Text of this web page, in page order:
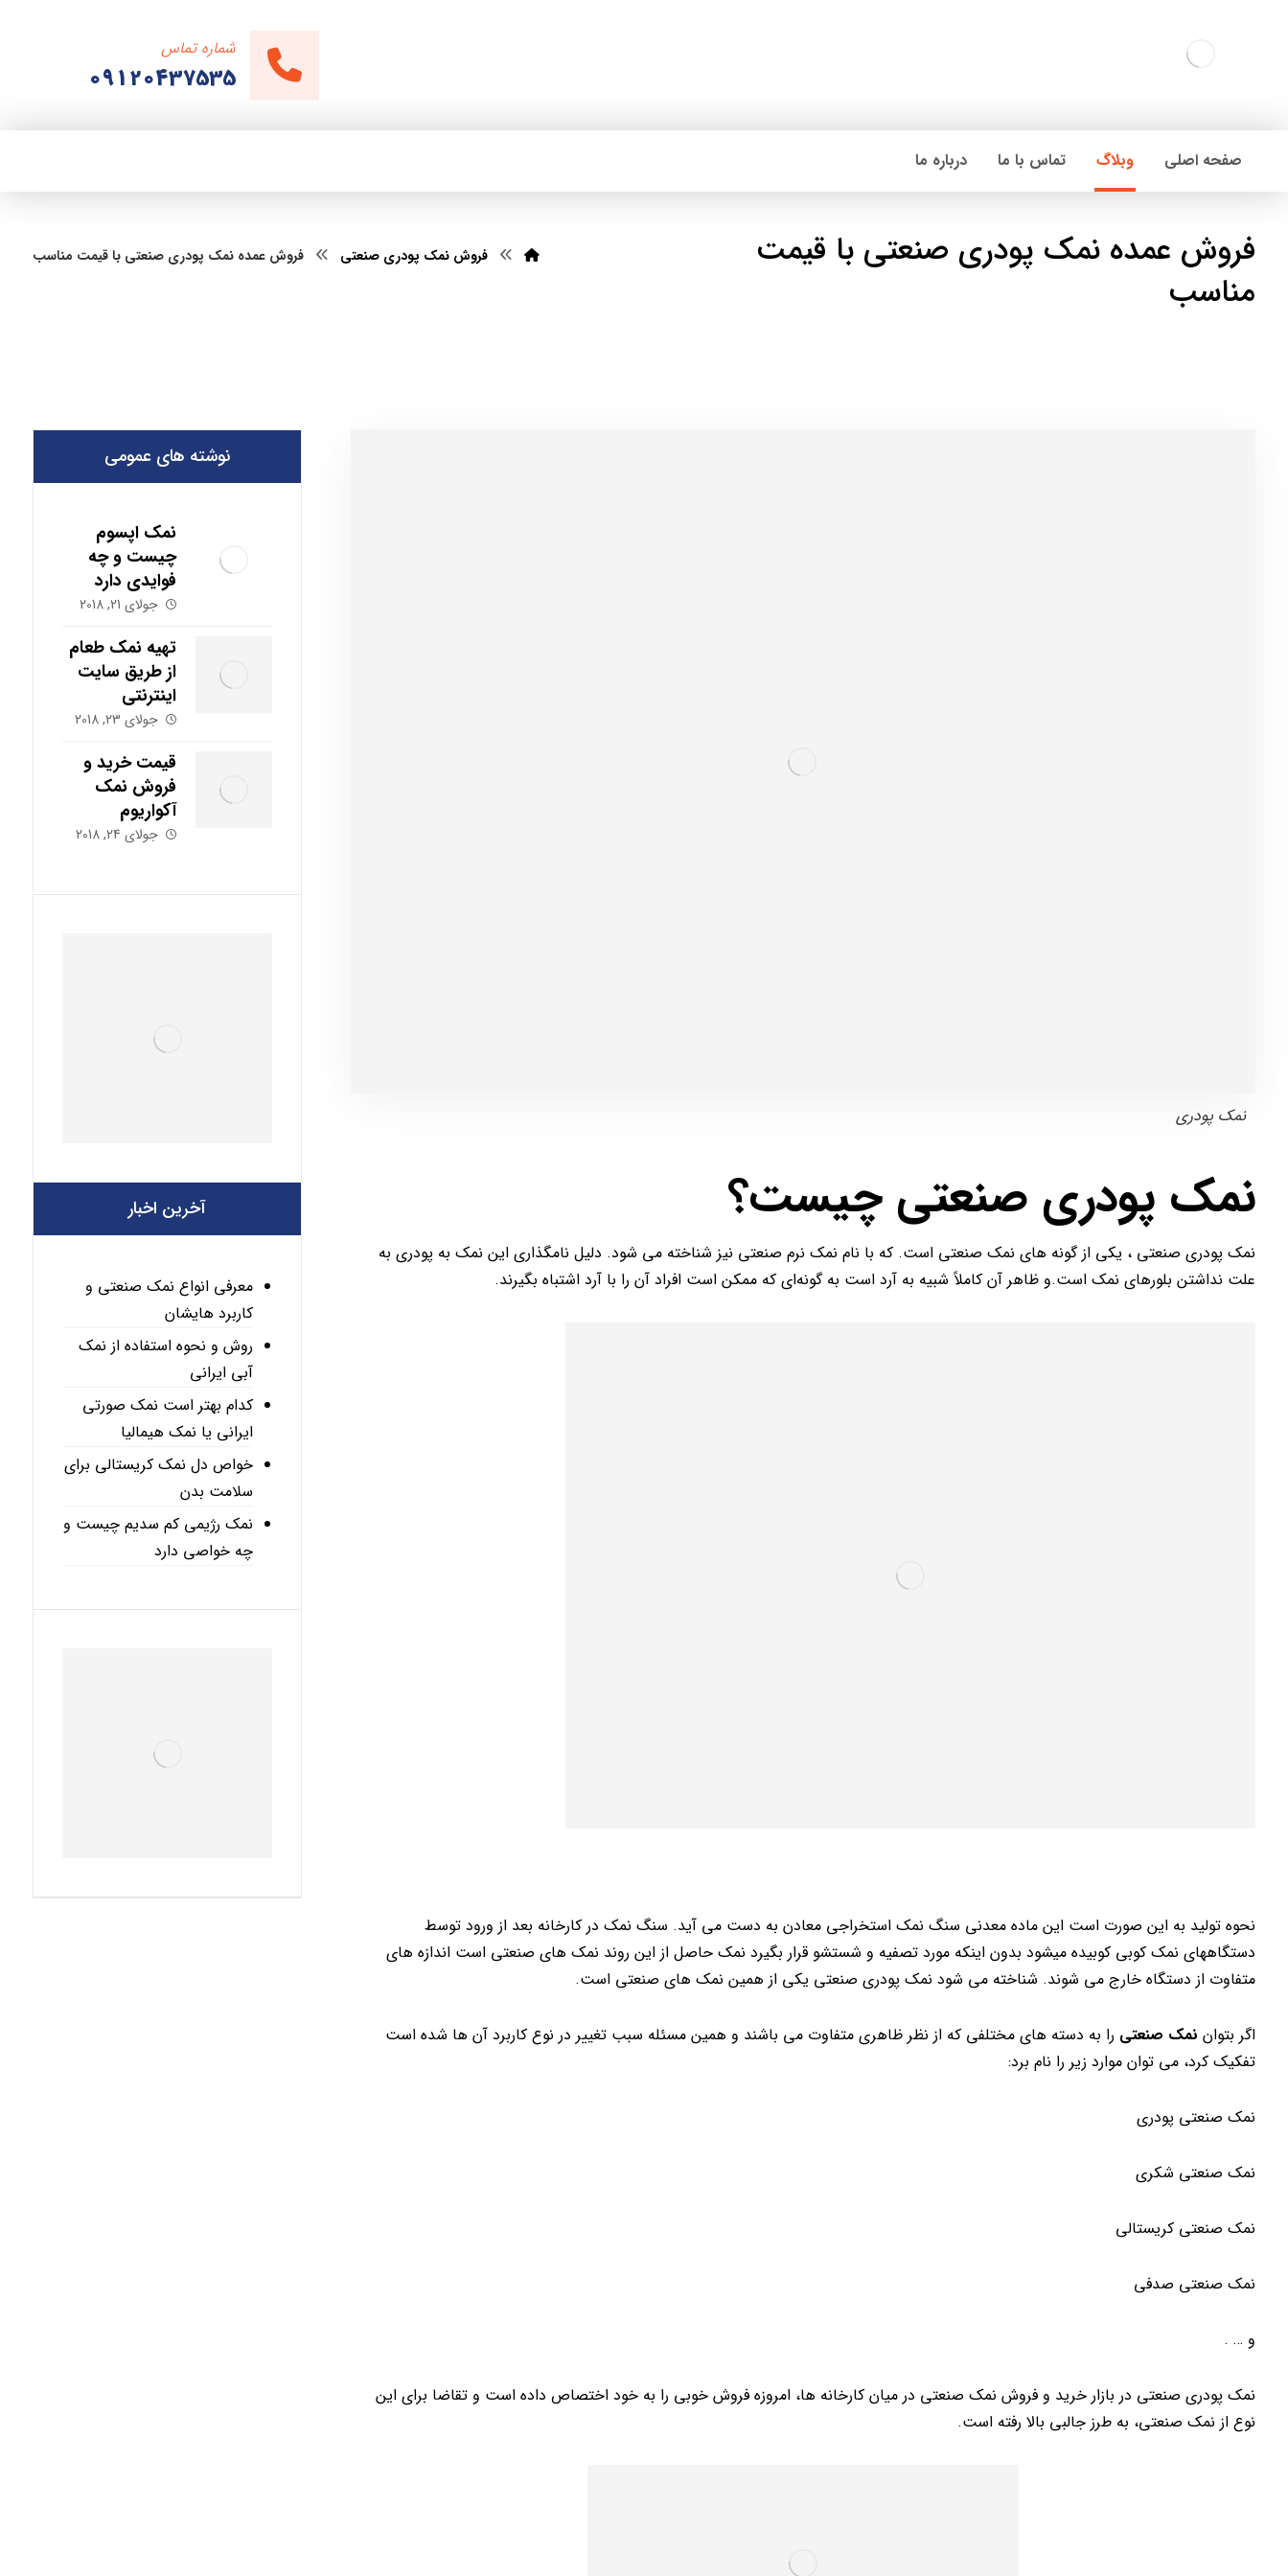
شماره تماس
09120437535
صفحه اصلی وبلاگ تماس با ما درباره ما
فروش عمده نمک پودری صنعتی با قیمت
مناسب
فروش نمک پودری صنعتی فروش عمده نمک پودری صنعتی با قیمت مناسب
نمک پودری
نمک پودری صنعتی چیست؟
نمک پودری صنعتی ، یکی از گونه های نمک صنعتی است. که با نام نمک نرم صنعتی نیز شناخته می شود. دلیل نامگذاری این نمک به پودری به
علت نداشتن بلورهای نمک است.و ظاهر آن کاملاً شبیه به آرد است به گونه‌ای که ممکن است افراد آن را با آرد اشتباه بگیرند.
نحوه تولید به این صورت است این ماده معدنی سنگ نمک استخراجی معادن به دست می آید. سنگ نمک در کارخانه بعد از ورود توسط
دستگاههای نمک کوبی کوبیده میشود بدون اینکه مورد تصفیه و شستشو قرار بگیرد نمک حاصل از این روند نمک های صنعتی است اندازه های
متفاوت از دستگاه خارج می شوند. شناخته می شود نمک پودری صنعتی یکی از همین نمک های صنعتی است.
اگر بتوان نمک صنعتی را به دسته های مختلفی که از نظر ظاهری متفاوت می باشند و همین مسئله سبب تغییر در نوع کاربرد آن ها شده است
تفکیک کرد، می توان موارد زیر را نام برد:
نمک صنعتی پودری
نمک صنعتی شکری
نمک صنعتی کریستالی
نمک صنعتی صدفی
و … .
نمک پودری صنعتی در بازار خرید و فروش نمک صنعتی در میان کارخانه ها، امروزه فروش خوبی را به خود اختصاص داده است و تقاضا برای این
نوع از نمک صنعتی، به طرز جالبی بالا رفته است.
نوشته های عمومی
نمک اپسوم
چیست و چه
فوایدی دارد
جولای 21, 2018
تهیه نمک طعام
از طریق سایت
اینترنتی
جولای 23, 2018
قیمت خرید و
فروش نمک
آکواریوم
جولای 24, 2018
آخرین اخبار
معرفی انواع نمک صنعتی و
کاربرد هایشان
روش و نحوه استفاده از نمک
آبی ایرانی
کدام بهتر است نمک صورتی
ایرانی یا نمک هیمالیا
خواص دل نمک کریستالی برای
سلامت بدن
نمک رژیمی کم سدیم چیست و
چه خواصی دارد